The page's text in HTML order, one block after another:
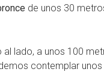
de unos 30
al lado, a unos 100
contemplar